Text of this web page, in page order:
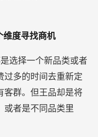
维度寻找商机
选择一个新品类或者
过多的时间去重新定
客群。但王品却是将
或者是不同品类里